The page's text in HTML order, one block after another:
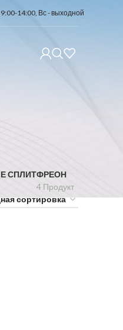
14:00, Вс - выходной
СПЛИТФРЕОН
4 Продукт